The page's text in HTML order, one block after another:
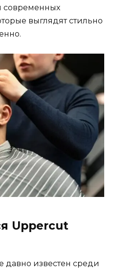
современных
выглядят стильно
Uppercut
известен среди